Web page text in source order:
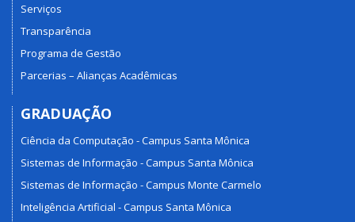
Serviços
Transparência
Programa de Gestão
Parcerias – Alianças Acadêmicas
GRADUAÇÃO
Ciência da Computação - Campus Santa Mônica
Sistemas de Informação - Campus Santa Mônica
Sistemas de Informação - Campus Monte Carmelo
Inteligência Artificial - Campus Santa Mônica